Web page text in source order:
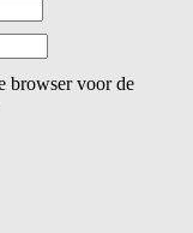
browser voor de